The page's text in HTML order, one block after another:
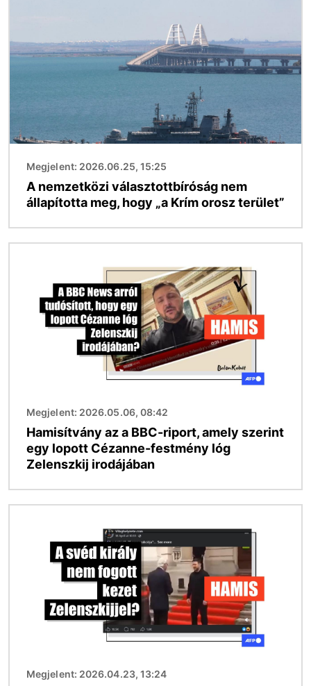
Megjelent: 2026.06.25, 15:25
A nemzetközi választottbíróság nem
állapította meg, hogy „a Krím orosz terület”
Megjelent: 2026.05.06, 08:42
Hamisítvány az a BBC-riport, amely szerint
egy lopott Cézanne-festmény lóg
Zelenszkij irodájában
Megjelent: 2026.04.23, 13:24